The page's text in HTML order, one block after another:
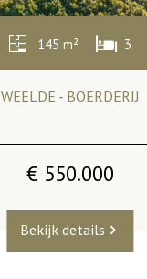
145 m² 3
WEELDE - BOERDERIJ
€ 550.000
Bekijk details